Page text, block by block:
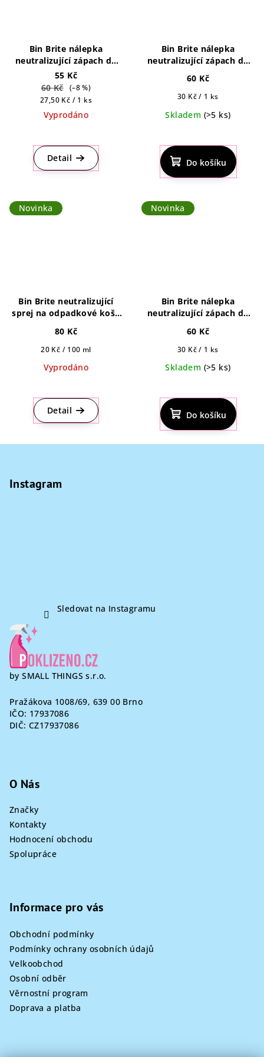
Bin Brite nálepka
neutralizující zápach do
odpadkového koše
Mediterranean Sun 2ks
55 Kč
60 Kč
(–8 %)
Měrná
cena:
27,50 Kč / 1 ks
Vyprodáno
hodnocení
produktu
je
Detail
Bin Brite nálepka
neutralizující zápach do
odpadkového koše
Citronella & Lemongrass
2ks
60 Kč
Měrná
30 Kč / 1 ks
Skladem (>5 ks)
hodnocení
produktu
je
5,0
Do košíku
Novinka
Bin Brite neutralizující
sprej na odpadkové koše
80 Kč
Měrná
20 Kč / 100 ml
Vyprodáno
hodnocení
produktu
je
z
Detail
Novinka
Bin Brite nálepka
neutralizující zápach do
Lavender Mist 2ks
60 Kč
Měrná
30 Kč / 1 ks
Skladem (>5 ks)
Do košíku
Instagram
Sledovat na Instagramu
by SMALL THINGS s.r.o.
Pražákova 1008/69, 639 00 Brno
IČO: 17937086
DIČ: CZ17937086
O Nás
Značky
Kontakty
Hodnocení obchodu
Spolupráce
Informace pro vás
Obchodní podmínky
Podmínky ochrany osobních údajů
Velkoobchod
Osobní odběr
Věrnostní program
Doprava a platba